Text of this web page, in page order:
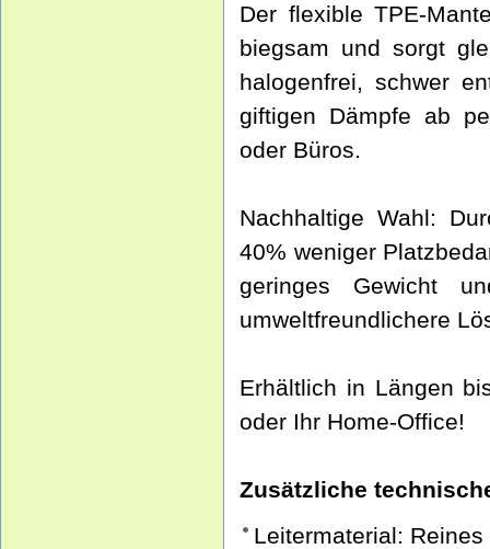
Der flexible TPE-
biegsam und sorgt
halogenfrei, schwer
giftigen Dämpfe ab
oder Büros.
Nachhaltige Wahl:
40% weniger
geringes Gewicht
umweltfreundlichere
Erhältlich in Längen
oder Ihr Home-Office!
Zusätzliche
Leitermaterial: Reines